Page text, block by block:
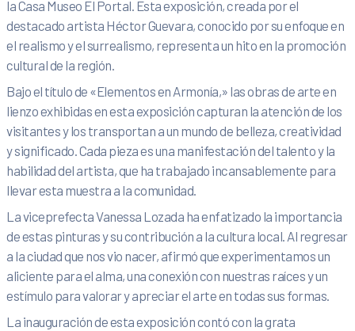
la Casa Museo El Portal. Esta exposición, creada por el
destacado artista Héctor Guevara, conocido por su enfoque en
el realismo y el surrealismo, representa un hito en la promoción
cultural de la región.
Bajo el título de «Elementos en Armonía,» las obras de arte en
lienzo exhibidas en esta exposición capturan la atención de los
visitantes y los transportan a un mundo de belleza, creatividad
y significado. Cada pieza es una manifestación del talento y la
habilidad del artista, que ha trabajado incansablemente para
llevar esta muestra a la comunidad.
La viceprefecta Vanessa Lozada ha enfatizado la importancia
de estas pinturas y su contribución a la cultura local. Al regresar
a la ciudad que nos vio nacer, afirmó que experimentamos un
aliciente para el alma, una conexión con nuestras raíces y un
estímulo para valorar y apreciar el arte en todas sus formas.
La inauguración de esta exposición contó con la grata